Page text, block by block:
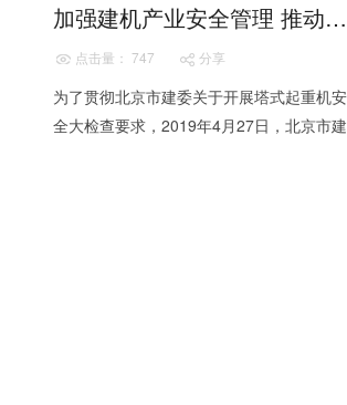
加强建机产业安全管理 推动租赁行业健康发展
点击量： 747 分享
为了贯彻北京市建委关于开展塔式起重机安
全大检查要求，2019年4月27日，北京市建